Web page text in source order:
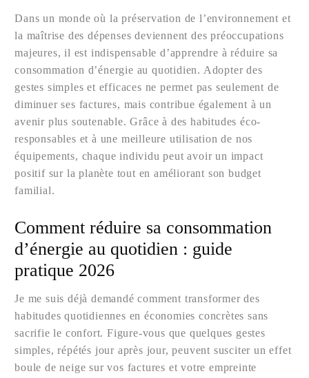
Dans un monde où la préservation de l’environnement et
la maîtrise des dépenses deviennent des préoccupations
majeures, il est indispensable d’apprendre à réduire sa
consommation d’énergie au quotidien. Adopter des
gestes simples et efficaces ne permet pas seulement de
diminuer ses factures, mais contribue également à un
avenir plus soutenable. Grâce à des habitudes éco-
responsables et à une meilleure utilisation de nos
équipements, chaque individu peut avoir un impact
positif sur la planète tout en améliorant son budget
familial.
Comment réduire sa consommation
d’énergie au quotidien : guide
pratique 2026
Je me suis déjà demandé comment transformer des
habitudes quotidiennes en économies concrètes sans
sacrifie le confort. Figure-vous que quelques gestes
simples, répétés jour après jour, peuvent susciter un effet
boule de neige sur vos factures et votre empreinte